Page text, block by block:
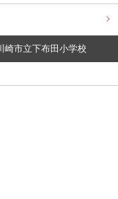
崎市立下布田小学校